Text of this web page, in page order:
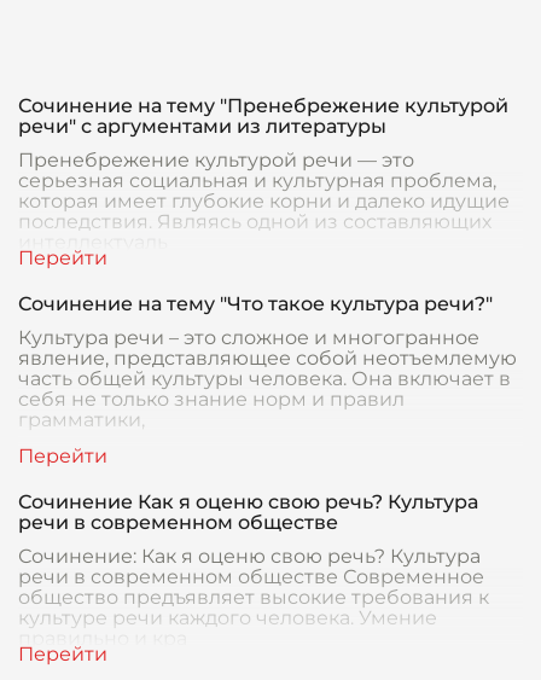
Сочинение на тему "Пренебрежение культурой
речи" с аргументами из литературы
Пренебрежение культурой речи — это
серьезная социальная и культурная проблема,
которая имеет глубокие корни и далеко идущие
последствия. Являясь одной из составляющих
Сочинение на тему "Что такое культура речи?"
Культура речи – это сложное и многогранное
явление, представляющее собой неотъемлемую
часть общей культуры человека. Она включает в
себя не только знание норм и правил
грамматики,
Сочинение Как я оценю свою речь? Культура
речи в современном обществе
Сочинение: Как я оценю свою речь? Культура
речи в современном обществе Современное
общество предъявляет высокие требования к
культуре речи каждого человека. Умение